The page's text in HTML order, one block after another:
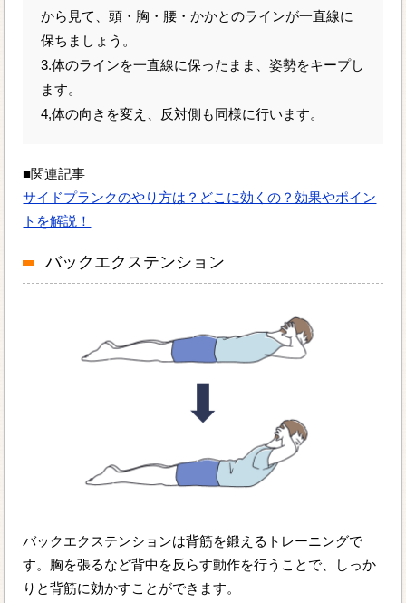
から見て、頭・胸・腰・かかとのラインが一直線に
保ちましょう。
3.体のラインを一直線に保ったまま、姿勢をキープし
ます。
4,体の向きを変え、反対側も同様に行います。
■関連記事
サイドプランクのやり方は？どこに効くの？効果やポイン
トを解説！
バックエクステンション
バックエクステンションは背筋を鍛えるトレーニングで
す。胸を張るなど背中を反らす動作を行うことで、しっか
りと背筋に効かすことができます。